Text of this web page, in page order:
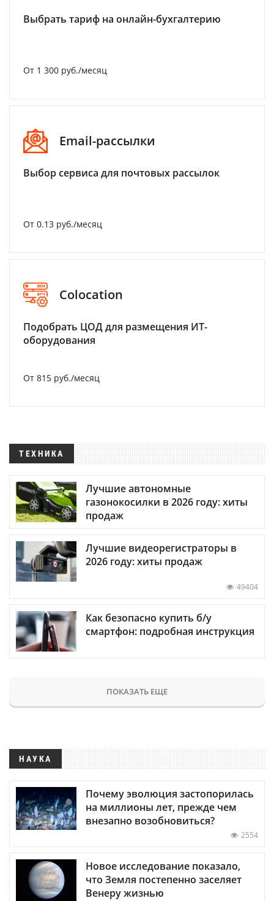
Выбрать тариф на онлайн-бухгалтерию
От 1 300 руб./месяц
Email-рассылки
Выбор сервиса для почтовых рассылок
От 0.13 руб./месяц
Colocation
Подобрать ЦОД для размещения ИТ-
оборудования
От 815 руб./месяц
ТЕХНИКА
Лучшие автономные
газонокосилки в 2026 году: хиты
продаж
Лучшие видеорегистраторы в
2026 году: хиты продаж
49404
Как безопасно купить б/у
смартфон: подробная инструкция
ПОКАЗАТЬ ЕЩЕ
НАУКА
Почему эволюция застопорилась
на миллионы лет, прежде чем
внезапно возобновиться?
2554
Новое исследование показало,
что Земля постепенно заселяет
Венеру жизнью